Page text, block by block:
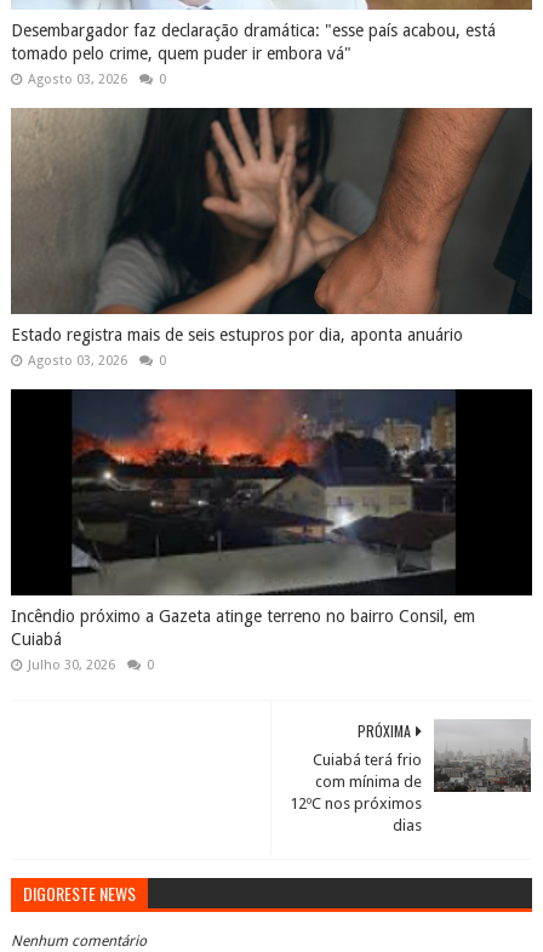
Desembargador faz declaração dramática: "esse país acabou, está
tomado pelo crime, quem puder ir embora vá"
Agosto 03, 2026 0
Estado registra mais de seis estupros por dia, aponta anuário
Agosto 03, 2026 0
Incêndio próximo a Gazeta atinge terreno no bairro Consil, em
Cuiabá
Julho 30, 2026 0
PRÓXIMA
Cuiabá terá frio
com mínima de
12ºC nos próximos
dias
DIGORESTE NEWS
Nenhum comentário